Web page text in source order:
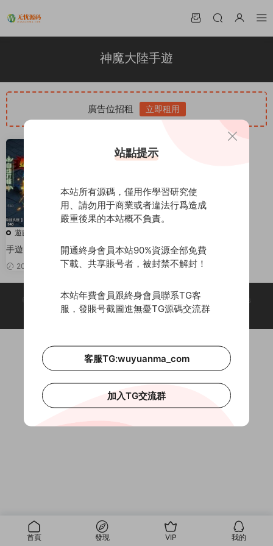
神魔大陸手遊
廣告位招租 立即租用
遊戲源碼
手遊【神魔大陸】2020總結版一
鍵即玩服務端+GM後台+視頻教程
2020-03-29 50
© 2018-2026 Theme by - 無憂源碼 & Wuyuanma.Com Theme. All rights
reserved
首頁 發現 VIP 我的
站點提示
本站所有源碼，僅用作學習研究使
用、請勿用于商業或者違法行爲造成
嚴重後果的本站概不負責。
開通終身會員本站90%資源全部免費
下載、共享賬号者，被封禁不解封！
本站年費會員跟終身會員聯系TG客
服，發賬号截圖進無憂TG源碼交流群
客服TG:wuyuanma_com
加入TG交流群